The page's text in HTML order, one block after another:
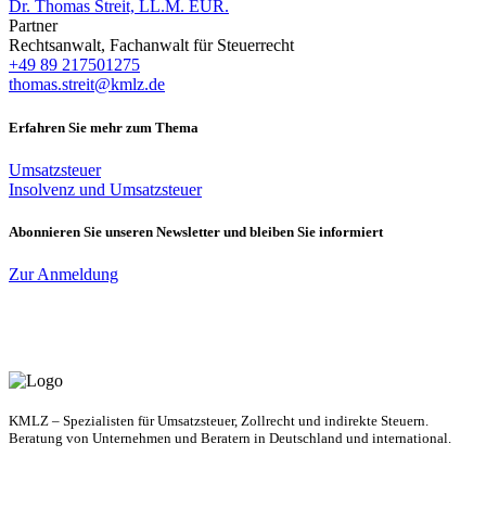
Dr. Thomas Streit, LL.M. EUR.
Partner
Rechtsanwalt, Fachanwalt für Steuerrecht
+49 89 217501275
thomas.streit@kmlz.de
Erfahren Sie mehr zum Thema
Umsatzsteuer
Insolvenz und Umsatzsteuer
Abonnieren Sie unseren Newsletter und bleiben Sie informiert
Zur Anmeldung
KMLZ – Spezialisten für Umsatzsteuer, Zollrecht und indirekte Steuern.
Beratung von Unternehmen und Beratern in Deutschland und international.